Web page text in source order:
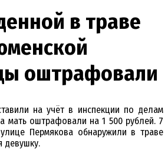
в траве
оштрафовали
на учёт в инспекции по делам
мать оштрафовали на 1 500 рублей. 7
Пермякова обнаружили в траве
девушку.